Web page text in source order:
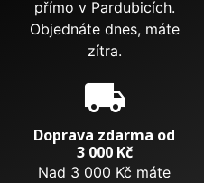
přímo v Pardubicích.
Objednáte dnes, máte
zítra.
local_shipping
Doprava zdarma od
3 000 Kč
Nad 3 000 Kč máte